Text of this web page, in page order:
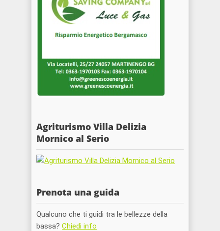
Agriturismo Villa Delizia
Mornico al Serio
Prenota una guida
Qualcuno che ti guidi tra le bellezze della
bassa? Chiedi info